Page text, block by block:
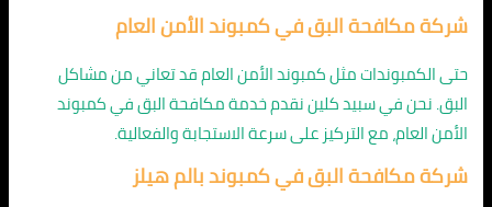
شركة مكافحة البق في كمبوند الأمن العام
حتى الكمبوندات مثل كمبوند الأمن العام قد تعاني من مشاكل
البق. نحن في سبيد كلين نقدم خدمة مكافحة البق في كمبوند
الأمن العام، مع التركيز على سرعة الاستجابة والفعالية.
شركة مكافحة البق في كمبوند بالم هيلز